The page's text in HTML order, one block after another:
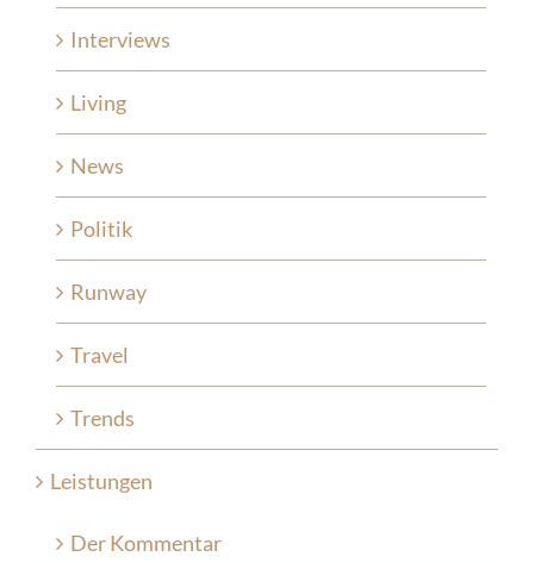
Interviews
Living
News
Politik
Runway
Travel
Trends
Leistungen
Der Kommentar